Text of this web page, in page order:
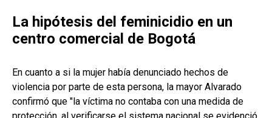
La hipótesis del feminicidio en un
centro comercial de Bogotá
En cuanto a si la mujer había denunciado hechos de
violencia por parte de esta persona, la mayor Alvarado
confirmó que "la víctima no contaba con una medida de